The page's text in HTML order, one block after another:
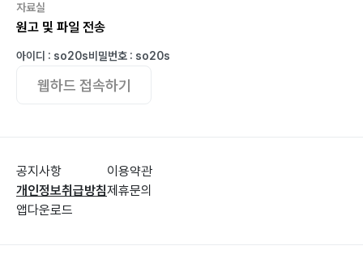
자료실
원고 및 파일 전송
아이디 : so20s비밀번호 : so20s
웹하드 접속하기
공지사항
개인정보취급방침
앱다운로드
이용약관
제휴문의